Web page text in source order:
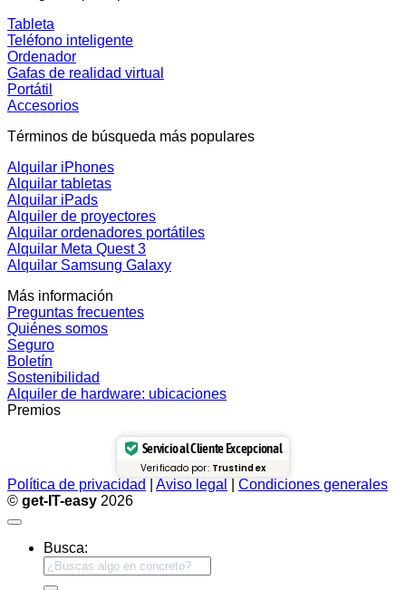
Tableta
Teléfono inteligente
Ordenador
Gafas de realidad virtual
Portátil
Accesorios
Términos de búsqueda más populares
Alquilar iPhones
Alquilar tabletas
Alquilar iPads
Alquiler de proyectores
Alquilar ordenadores portátiles
Alquilar Meta Quest 3
Alquilar Samsung Galaxy
Más información
Preguntas frecuentes
Quiénes somos
Seguro
Boletín
Sostenibilidad
Alquiler de hardware: ubicaciones
Premios
Servicio al Cliente Excepcional
Verificado por: Trustindex
Política de privacidad Aviso legal
Condiciones generales
© get-IT-easy 2026
Busca: